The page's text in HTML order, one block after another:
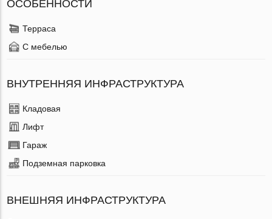
ОСОБЕННОСТИ
Терраса
С мебелью
ВНУТРЕННЯЯ ИНФРАСТРУКТУРА
Кладовая
Лифт
Гараж
Подземная парковка
ВНЕШНЯЯ ИНФРАСТРУКТУРА